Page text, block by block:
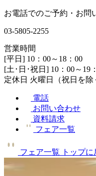
お電話でのご予約・お問
03-5805-2255
営業時間
[平日] 10：00～18：00
[土･日･祝日] 10：00～19
定休日 火曜日（祝日を除
電話
お問い合わせ
資料請求
フェア一覧
フェア一覧 トップに